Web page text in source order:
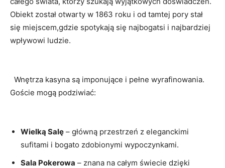
Obiekt został otwarty w 1863 roku i od tamtej pory stał
się miejscem,gdzie spotykają ‌się ‌najbogatsi i najbardziej
‌wpływowi ludzie.
‌ ⁢ Wnętrza kasyna są⁣ imponujące i pełne wyrafinowania.
Goście mogą podziwiać:
Wielką Salę ⁣– główną przestrzeń z eleganckimi
sufitami i bogato zdobionymi wypoczynkami.
Sala ⁣Pokerowa – znana na⁣ całym świecie dzięki⁤